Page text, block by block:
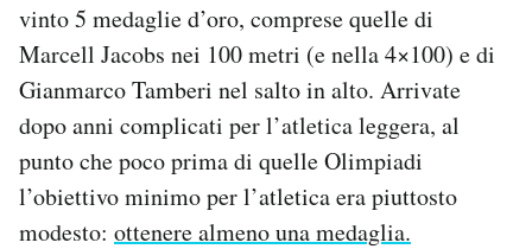
vinto 5 medaglie d’oro, comprese quelle di
Marcell Jacobs nei 100 metri (e nella 4×100) e di
Gianmarco Tamberi nel salto in alto. Arrivate
dopo anni complicati per l’atletica leggera, al
punto che poco prima di quelle Olimpiadi
l’obiettivo minimo per l’atletica era piuttosto
modesto: ottenere almeno una medaglia.